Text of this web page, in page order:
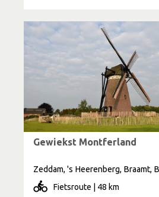
Gewiekst Montferland
Fietsroute | 48 km